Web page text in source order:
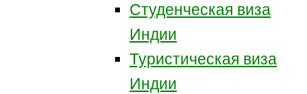
Студенческая виза
Индии
Туристическая виза
Индии